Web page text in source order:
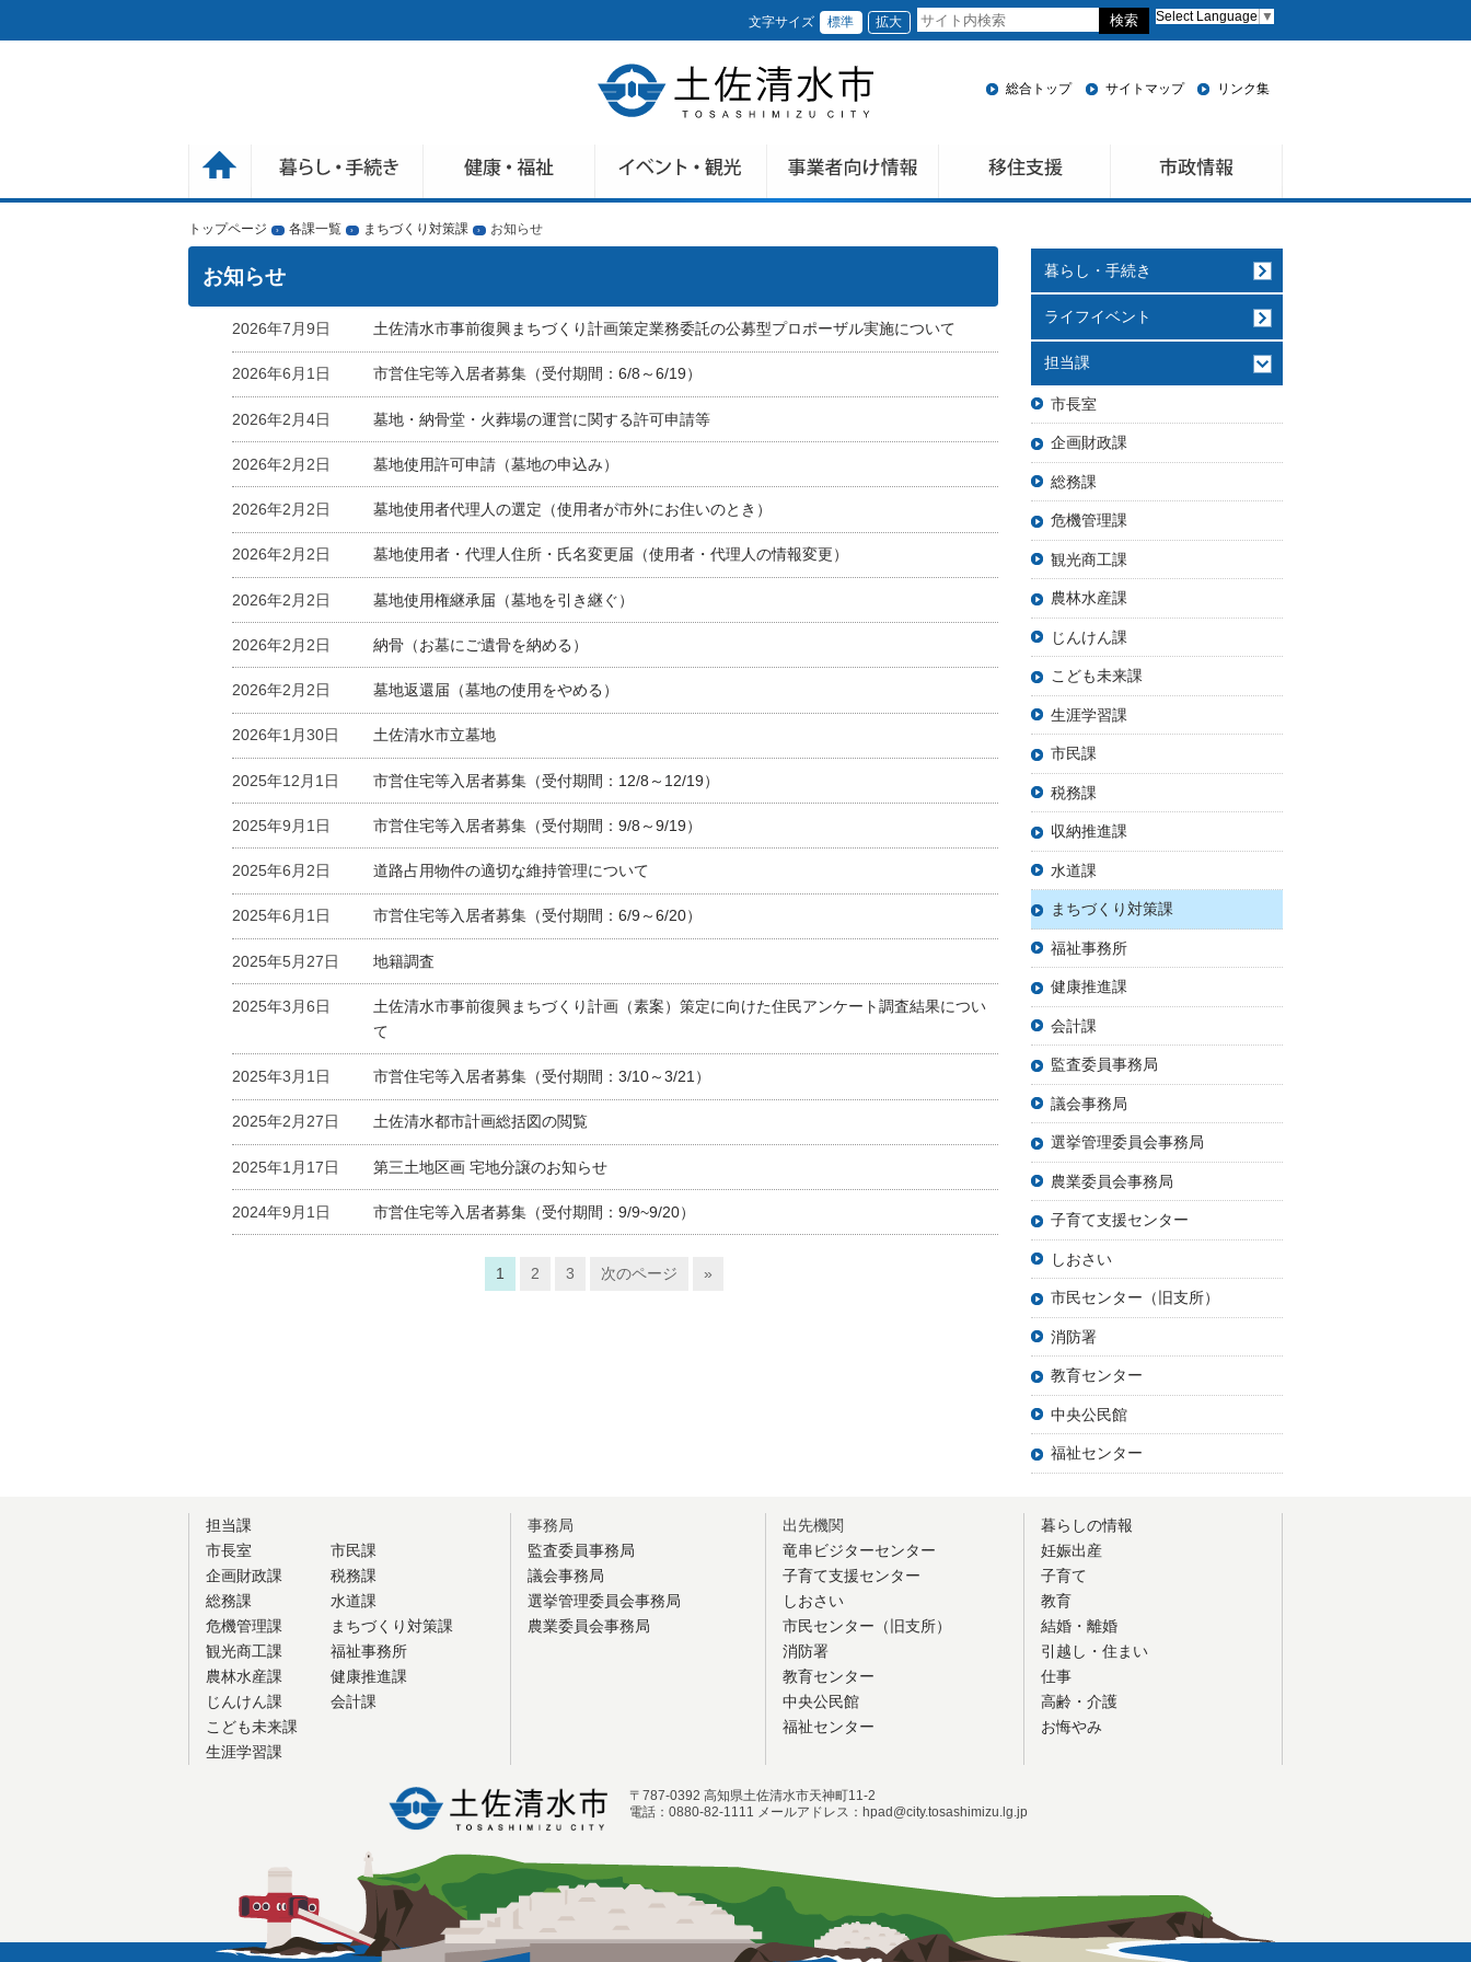
文字サイズ 標準 拡大 Select Language ▼
総合トップ サイトマップ リンク集
トップページ › 各課一覧 › まちづくり対策課 › お知らせ
お知らせ
2026年7月9日 土佐清水市事前復興まちづくり計画策定業務委託の公募型プロポーザル実施について
2026年6月1日 市営住宅等入居者募集（受付期間：6/8～6/19）
2026年2月4日 墓地・納骨堂・火葬場の運営に関する許可申請等
2026年2月2日 墓地使用許可申請（墓地の申込み）
2026年2月2日 墓地使用者代理人の選定（使用者が市外にお住いのとき）
2026年2月2日 墓地使用者・代理人住所・氏名変更届（使用者・代理人の情報変更）
2026年2月2日 墓地使用権継承届（墓地を引き継ぐ）
2026年2月2日 納骨（お墓にご遺骨を納める）
2026年2月2日 墓地返還届（墓地の使用をやめる）
2026年1月30日 土佐清水市立墓地
2025年12月1日 市営住宅等入居者募集（受付期間：12/8～12/19）
2025年9月1日 市営住宅等入居者募集（受付期間：9/8～9/19）
2025年6月2日 道路占用物件の適切な維持管理について
2025年6月1日 市営住宅等入居者募集（受付期間：6/9～6/20）
2025年5月27日 地籍調査
2025年3月6日
土佐清水市事前復興まちづくり計画（素案）策定に向けた住民アンケート調査結果につい
て
2025年3月1日 市営住宅等入居者募集（受付期間：3/10～3/21）
2025年2月27日 土佐清水都市計画総括図の閲覧
2025年1月17日 第三土地区画 宅地分譲のお知らせ
2024年9月1日 市営住宅等入居者募集（受付期間：9/9~9/20）
1 2 3 次のページ »
暮らし・手続き
ライフイベント
担当課
市長室
企画財政課
総務課
危機管理課
観光商工課
農林水産課
じんけん課
こども未来課
生涯学習課
市民課
税務課
収納推進課
水道課
まちづくり対策課
福祉事務所
健康推進課
会計課
監査委員事務局
議会事務局
選挙管理委員会事務局
農業委員会事務局
子育て支援センター
しおさい
市民センター（旧支所）
消防署
教育センター
中央公民館
福祉センター
担当課
市長室
企画財政課
総務課
危機管理課
観光商工課
農林水産課
じんけん課
こども未来課
生涯学習課
市民課
税務課
水道課
まちづくり対策課
福祉事務所
健康推進課
会計課
事務局
監査委員事務局
議会事務局
選挙管理委員会事務局
農業委員会事務局
出先機関
竜串ビジターセンター
子育て支援センター
しおさい
市民センター（旧支所）
消防署
教育センター
中央公民館
福祉センター
暮らしの情報
妊娠出産
子育て
教育
結婚・離婚
引越し・住まい
仕事
高齢・介護
お悔やみ
〒787-0392 高知県土佐清水市天神町11-2
電話：0880-82-1111 メールアドレス：hpad@city.tosashimizu.lg.jp